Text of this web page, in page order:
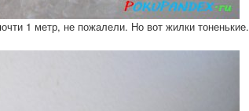
1 метр, не пожалели. Но вот жилки тоненькие.